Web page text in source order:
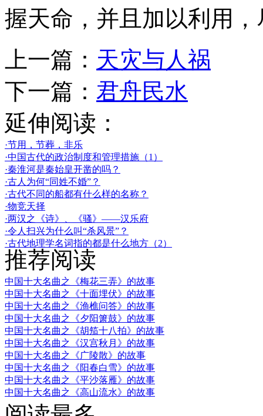
握天命，并且加以利用
上一篇： 天灾与人祸
下一篇： 君舟民水
延伸阅读：
·节用，节葬，非乐
·中国古代的政治制度和管理措施（1）
·秦淮河是秦始皇开凿的吗？
·古人为何“同姓不婚”？
·古代不同的船都有什么样的名称？
·物竞天择
·两汉之《诗》、《骚》——汉乐府
·令人扫兴为什么叫“杀风景”？
·古代地理学名词指的都是什么地方（2）
推荐阅读
中国十大名曲之《梅花三弄》的故事
中国十大名曲之《十面埋伏》的故事
中国十大名曲之《渔樵问答》的故事
中国十大名曲之《夕阳箫鼓》的故事
中国十大名曲之《胡笳十八拍》的故事
中国十大名曲之《汉宫秋月》的故事
中国十大名曲之《广陵散》的故事
中国十大名曲之《阳春白雪》的故事
中国十大名曲之《平沙落雁》的故事
中国十大名曲之《高山流水》的故事